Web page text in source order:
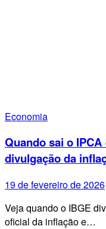
Economia
Quando sai o
divulgação da
19 de fevereiro de 2026
Veja quando o IBGE
oficial da inflação e…